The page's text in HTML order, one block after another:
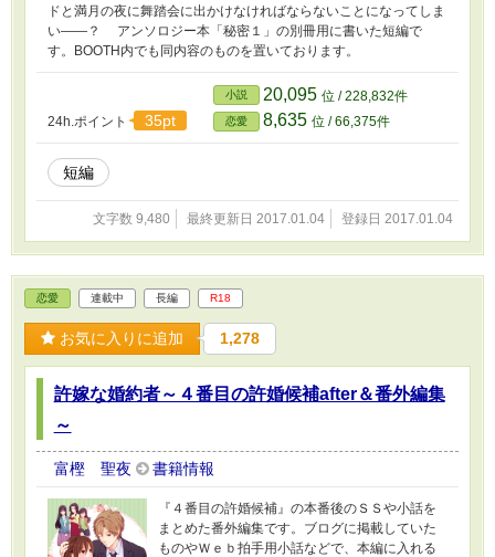
ドと満月の夜に舞踏会に出かけなければならないことになってしま
い――？ アンソロジー本「秘密１」の別冊用に書いた短編で
す。BOOTH内でも同内容のものを置いております。
24h.ポイント 35pt
小説 20,095 位 / 228,832件
恋愛 8,635 位 / 66,375件
短編
文字数 9,480 最終更新日 2017.01.04 登録日 2017.01.04
恋愛 連載中 長編 R18
お気に入りに追加 1,278
許嫁な婚約者～４番目の許婚候補after＆番外編集
～
富樫 聖夜 書籍情報
『４番目の許婚候補』の本番後のＳＳや小話を
まとめた番外編集です。ブログに掲載していた
ものやＷｅｂ拍手用小話などで、本編に入れる